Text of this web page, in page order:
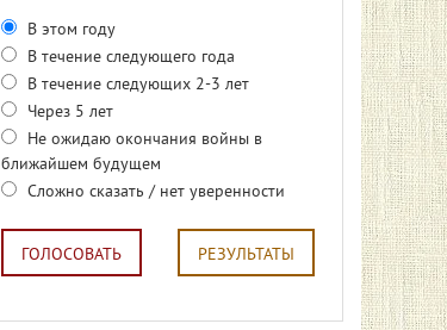
В этом году
В течение следующего года
В течение следующих 2-3 лет
Через 5 лет
Не ожидаю окончания войны в
ближайшем будущем
Сложно сказать / нет уверенности
ГОЛОСОВАТЬ РЕЗУЛЬТАТЫ